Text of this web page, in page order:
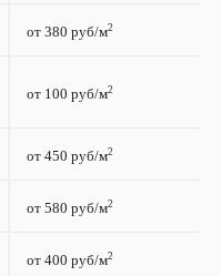
от 380 руб/м2
от 100 руб/м2
от 450 руб/м2
от 580 руб/м2
от 400 руб/м2